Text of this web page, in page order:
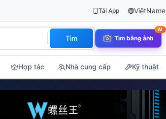
Tải App ViệtName
Tìm Tìm bằng ảnh
AI
Hợp tác Nhà cung cấp Kỹ thuật